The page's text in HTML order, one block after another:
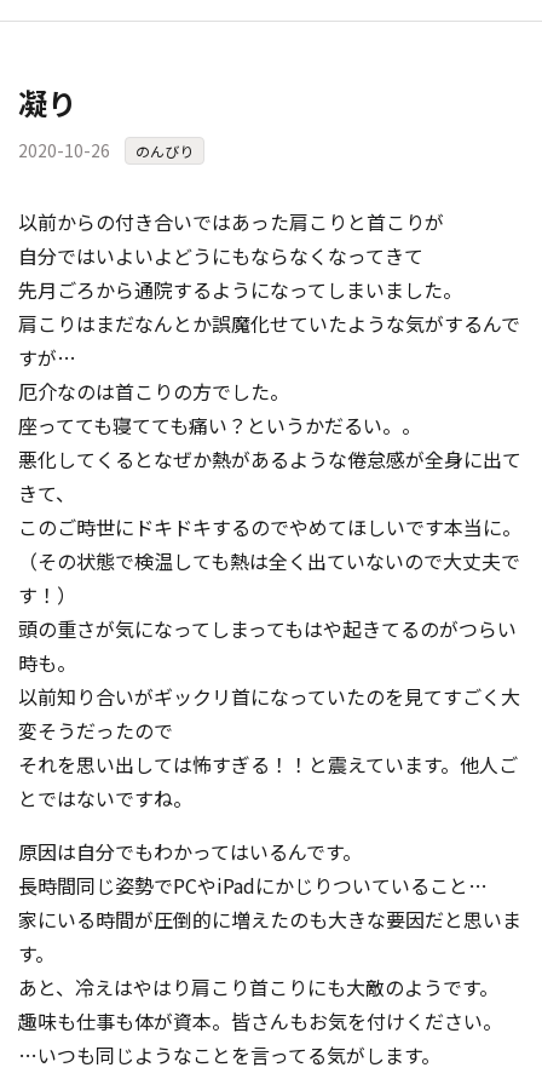
凝り
2020-10-26 のんびり
以前からの付き合いではあった肩こりと首こりが
自分ではいよいよどうにもならなくなってきて
先月ごろから通院するようになってしまいました。
肩こりはまだなんとか誤魔化せていたような気がするんで
すが…
厄介なのは首こりの方でした。
座ってても寝てても痛い？というかだるい。。
悪化してくるとなぜか熱があるような倦怠感が全身に出て
きて、
このご時世にドキドキするのでやめてほしいです本当に。
（その状態で検温しても熱は全く出ていないので大丈夫で
す！）
頭の重さが気になってしまってもはや起きてるのがつらい
時も。
以前知り合いがギックリ首になっていたのを見てすごく大
変そうだったので
それを思い出しては怖すぎる！！と震えています。他人ご
とではないですね。
原因は自分でもわかってはいるんです。
長時間同じ姿勢でPCやiPadにかじりついていること…
家にいる時間が圧倒的に増えたのも大きな要因だと思いま
す。
あと、冷えはやはり肩こり首こりにも大敵のようです。
趣味も仕事も体が資本。皆さんもお気を付けください。
…いつも同じようなことを言ってる気がします。